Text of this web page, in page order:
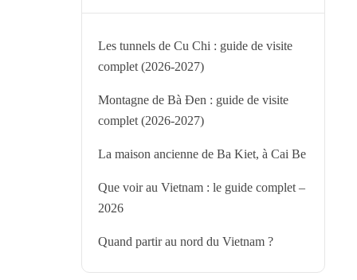
Les tunnels de Cu Chi : guide de visite
complet (2026-2027)
Montagne de Bà Đen : guide de visite
complet (2026-2027)
La maison ancienne de Ba Kiet, à Cai Be
Que voir au Vietnam : le guide complet –
2026
Quand partir au nord du Vietnam ?